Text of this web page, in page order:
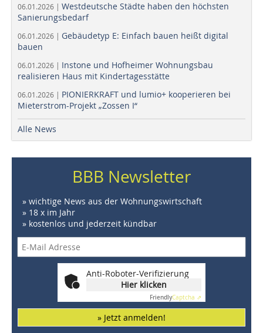
06.01.2026 | Westdeutsche Städte haben den höchsten
Sanierungsbedarf
06.01.2026 | Gebäudetyp E: Einfach bauen heißt digital
bauen
06.01.2026 | Instone und Hofheimer Wohnungsbau
realisieren Haus mit Kindertagesstätte
06.01.2026 | PIONIERKRAFT und lumio+ kooperieren bei
Mieterstrom-Projekt „Zossen I“
Alle News
BBB Newsletter
» wichtige News aus der Wohnungswirtschaft
» 18 x im Jahr
» kostenlos und jederzeit kündbar
Anti-Roboter-Verifizierung
Hier klicken
FriendlyCaptcha ⇗
» Jetzt anmelden!